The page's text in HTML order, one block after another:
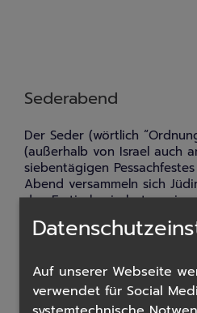
Sederabend
Der Seder (wörtlich
(außerhalb von Israel auch
siebentägigen
Abend versammeln sich
den Esstisch, sie beten,
Geschichte, wie Gott die
Sklaverei im alten Ägypten
besondere symbolische
das Volk Israel, das härter
“kocht”. Der süße Brei
Auf unserer Webseite
verwendet für Social